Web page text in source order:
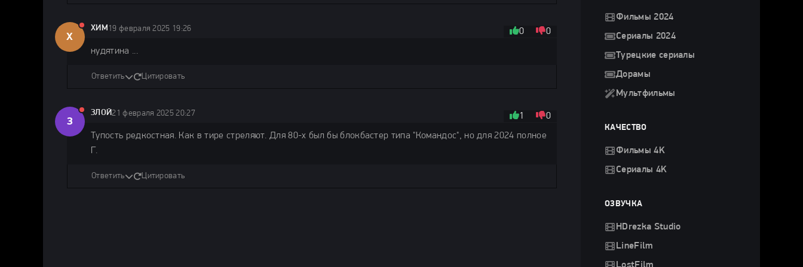
Х
ХИМ 19 февраля 2025 19:26 0 0
нудятина ...
Ответить Цитировать
З
ЗЛОЙ21 февраля 2025 20:27 1 0
Тупость редкостная. Как в тире стреляют. Для 80-х был бы блокбастер типа "Командос", но для 2024 полное
Г.
Ответить Цитировать
Фильмы 2024
Сериалы 2024
Турецкие сериалы
Дорамы
Мультфильмы
КАЧЕСТВО
Фильмы 4K
Сериалы 4K
ОЗВУЧКА
HDrezka Studio
LineFilm